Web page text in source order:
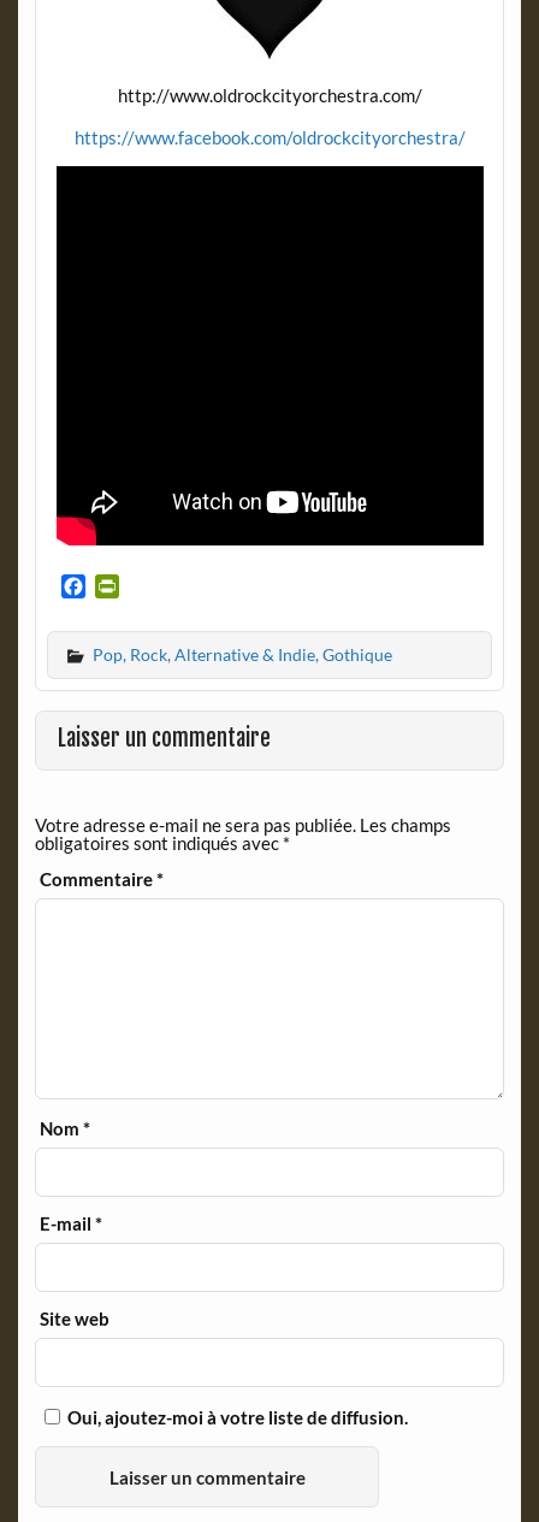
http://www.oldrockcityorchestra.com/
https://www.facebook.com/oldrockcityorchestra/
c
e
b
o
o
k
i
n
t
F
r
e
d
l
y
Pop, Rock, Alternative & Indie, Gothique
Laisser un commentaire
Votre adresse e-mail ne sera pas publiée. Les champs
obligatoires sont indiqués avec *
Commentaire*
Nom*
E-mail*
Site web
Oui, ajoutez-moi à votre liste de diffusion.